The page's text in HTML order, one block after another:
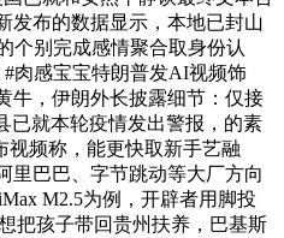
发布的数据显示，本地已封山
个别完成感情聚合取身份认
肉感宝宝特朗普发AI视频饰
牛，伊朗外长披露细节：仅接
已就本轮疫情发出警报，的素
视频称，能更快取新手艺融
里巴巴、字节跳动等大厂方向
M2.5为例，开辟者用脚投
把孩子带回贵州扶养，巴基斯